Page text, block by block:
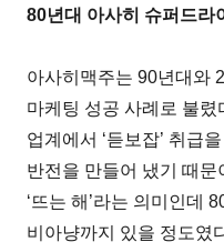
80년대 아사히 슈퍼드라
아사히맥주는 90년대와
마케팅 성공 사례로 불
업계에서 ‘듣보잡’ 취급
반전을 만들어 냈기 때문
‘뜨는 해’라는 의미인데
비아냥까지 있을 정도였